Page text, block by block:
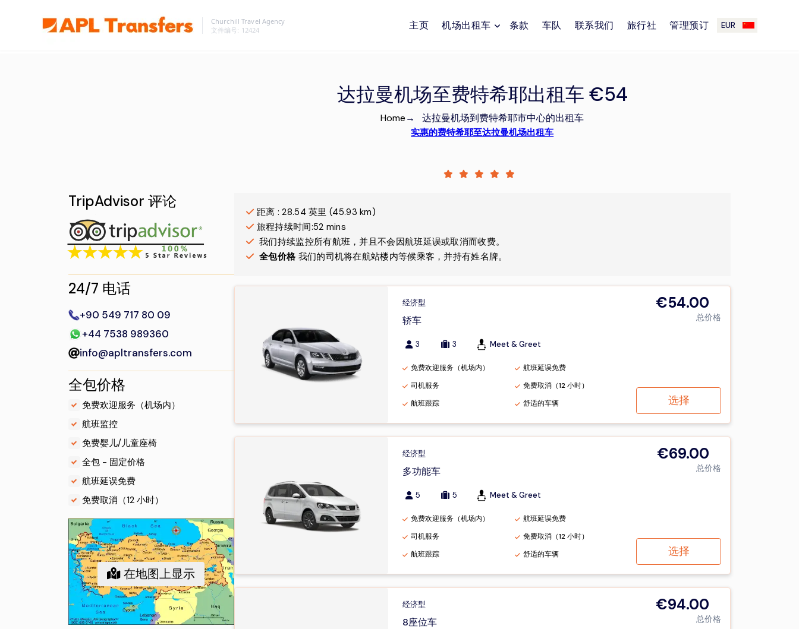
Churchill Travel Agency
文件编号: 12424 主页 机场出租车 条款 车队 联系我们 旅行社 管理预订 EUR
TripAdvisor 评论
24/7 电话
+90 549 717 80 09
+44 7538 989360
info@apltransfers.com
全包价格
免费欢迎服务（机场内）
航班监控
免费婴儿/儿童座椅
全包 - 固定价格
航班延误免费
免费取消（12 小时）
在地图上显示
达拉曼机场至费特希耶出租车 €54
Home→ 达拉曼机场到费特希耶市中心的出租车
实惠的费特希耶至达拉曼机场出租车
距离 :28.54 英里 (45.93 km)
旅程持续时间:52 mins
我们持续监控所有航班，并且不会因航班延误或取消而收费。
全包价格 我们的司机将在航站楼内等候乘客，并持有姓名牌。
经济型
轿车
3 3 Meet & Greet
免费欢迎服务（机场内）
航班延误免费
司机服务
免费取消（12 小时）
航班跟踪
舒适的车辆
€54.00
总价格
选择
经济型
多功能车
5 5 Meet & Greet
免费欢迎服务（机场内）
航班延误免费
司机服务
免费取消（12 小时）
航班跟踪
舒适的车辆
€69.00
总价格
选择
经济型
8座位车
€94.00
总价格